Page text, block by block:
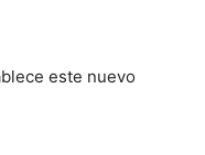
este nuevo